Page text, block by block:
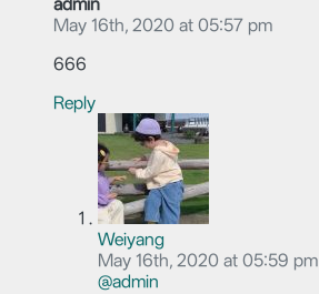
admin
May 16th, 2020 at 05:57 pm
666
Reply
Weiyang
May 16th, 2020 at 05:59 pm
@admin